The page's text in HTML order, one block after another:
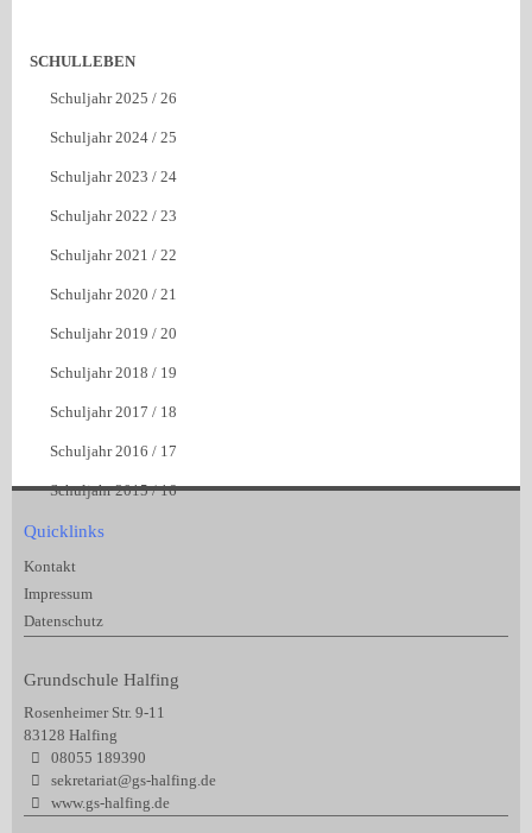
SCHULLEBEN
Schuljahr 2025 / 26
Schuljahr 2024 / 25
Schuljahr 2023 / 24
Schuljahr 2022 / 23
Schuljahr 2021 / 22
Schuljahr 2020 / 21
Schuljahr 2019 / 20
Schuljahr 2018 / 19
Schuljahr 2017 / 18
Schuljahr 2016 / 17
Schuljahr 2015 / 16
Quicklinks
Kontakt
Impressum
Datenschutz
Grundschule Halfing
Rosenheimer Str. 9-11
83128 Halfing
08055 189390
sekretariat@gs-halfing.de
www.gs-halfing.de